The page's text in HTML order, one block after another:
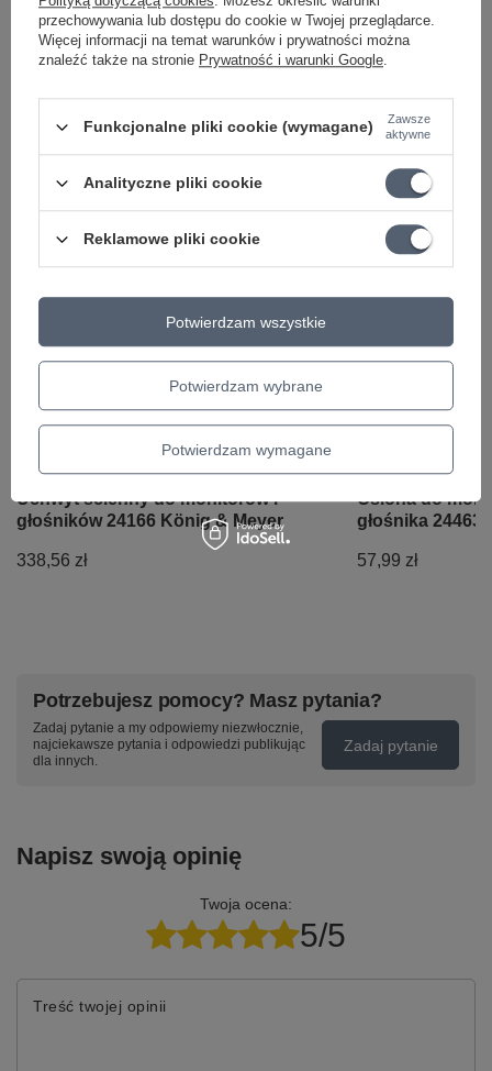
22,16 zł
Najniższa cena z 30 dni przed obniżką:23,37 zł -5%
Cena regularna:
24,10 zł -8%
234,53 zł
Ciekawostki do gitary
Uchwyt ścienny do monitorów i
głośników 24166 König & Meyer
338,56 zł
Osłona do
głośnika 24463
57,99 zł
Potrzebujesz pomocy? Masz pytania?
Zadaj pytanie a my odpowiemy niezwłocznie,
najciekawsze pytania i odpowiedzi publikując
dla innych.
Zadaj pytanie
Napisz swoją opinię
Twoja ocena:
5/5
Treść twojej opinii
przechowywania lub dostępu do cookie w Twojej przeglądarce.
Więcej informacji na temat warunków i prywatności można
znaleźć także na stronie Prywatność i warunki Google.
Funkcjonalne pliki cookie (wymagane)
Zawsze
aktywne
Analityczne pliki cookie
Reklamowe pliki cookie
Potwierdzam wybrane
Potwierdzam wymagane
Potwierdzam wszystkie